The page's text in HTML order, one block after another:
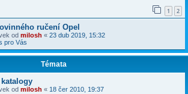
1 2
ručení Opel
od milosh « 23 dub 2019, 15:32
pro Vás
Témata
od milosh « 18 čer 2010, 19:37